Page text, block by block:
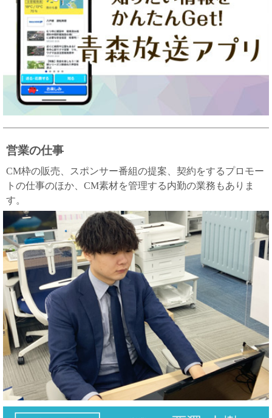
営業の仕事
CM枠の販売、スポンサー番組の提案、契約をするプロモー
トの仕事のほか、CM素材を管理する内勤の業務もありま
す。